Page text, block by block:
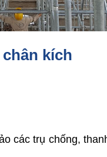
kích
các trụ chống,